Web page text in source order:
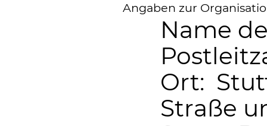
Angaben zur
Name
Ort:
Straße